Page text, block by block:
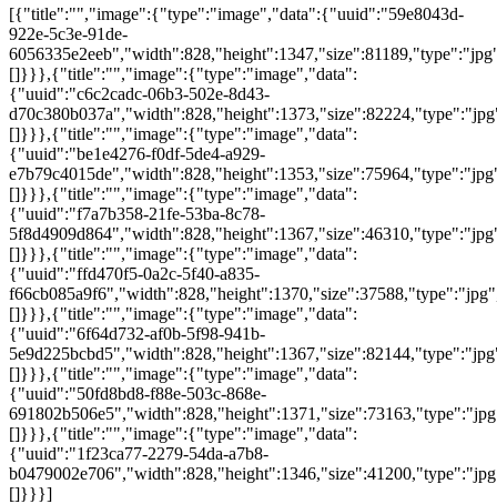
[{"title":"","image":{"type":"image","data":{"uuid":"59e8043d-
922e-5c3e-91de-
[]}}},{"title":"","image":{"type":"image","data":
{"uuid":"c6c2cadc-06b3-502e-8d43-
[]}}},{"title":"","image":{"type":"image","data":
{"uuid":"be1e4276-f0df-5de4-a929-
[]}}},{"title":"","image":{"type":"image","data":
{"uuid":"f7a7b358-21fe-53ba-8c78-
[]}}},{"title":"","image":{"type":"image","data":
{"uuid":"ffd470f5-0a2c-5f40-a835-
[]}}},{"title":"","image":{"type":"image","data":
{"uuid":"6f64d732-af0b-5f98-941b-
[]}}},{"title":"","image":{"type":"image","data":
{"uuid":"50fd8bd8-f88e-503c-868e-
[]}}},{"title":"","image":{"type":"image","data":
{"uuid":"1f23ca77-2279-54da-a7b8-
[]}}}]